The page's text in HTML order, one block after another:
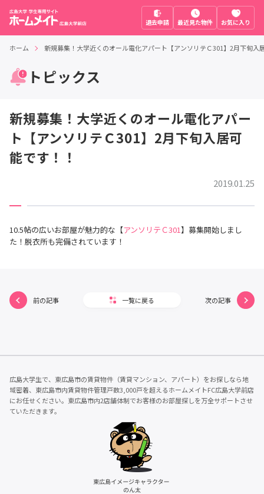
退去申請 最近見た物件 お気に入り
ホーム 新規募集！大学近くのオール電化アパート【アンソリテＣ301】2月下旬入
トピックス
新規募集！大学近くのオール電化アパー
ト【アンソリテＣ301】2月下旬入居可
能です！！
2019.01.25
10.5帖の広いお部屋が魅力的な【アンソリテＣ301】募集開始しまし
た！脱衣所も完備されています！
前の記事 一覧に戻る 次の記事
広島大学生で、東広島市の賃貸物件（賃貸マンション、アパート）をお探しなら地
域密着、東広島市内賃貸物件管理戸数3,000戸を超えるホームメイトFC広島大学前店
にお任せください。東広島市内2店舗体制でお客様のお部屋探しを万全サポートさせ
ていただきます。